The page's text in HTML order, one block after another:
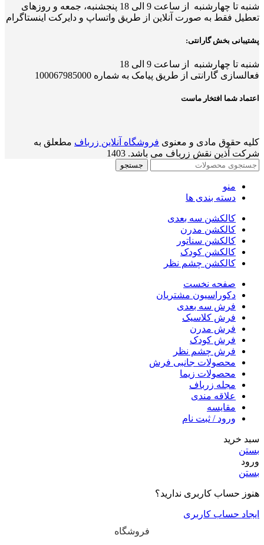
شنبه تا چهارشنبه از ساعت 9 الی 18 پنجشنبه، جمعه و روزهای
تعطیل فقط به صورت آنلاین از طریق واتساپ و دایرکت اینستاگرام
پشتیبانی بخش گارانتی:
شنبه تا چهارشنبه از ساعت 9 الی 18
فعالسازی گارانتی از طریق پیامک به شماره 100067985000
اعتماد شما افتخار ماست
کلیه حقوق مادی و معنوی فروشگاه آنلاین زرباف مطعلق به
شرکت آذین نقش زرباف می باشد. 1403
جستجو
منو
دسته بندی ها
کالکشن سه بعدی
کالکشن مدرن
کالکشن سناتور
کالکشن کودک
کالکشن چشم نظر
صفحه نخست
دکوراسیون مشتریان
فرش سه بعدی
فرش کلاسیک
فرش مدرن
فرش کودک
فرش چشم نظر
محصولات جانبی فرش
محصولات زیما
مجله زرباف
علاقه مندی
مقایسه
ورود / ثبت نام
سبد خرید
بستن
ورود
بستن
هنوز حساب کاربری ندارید؟
ایجاد حساب کاربری
فروشگاه